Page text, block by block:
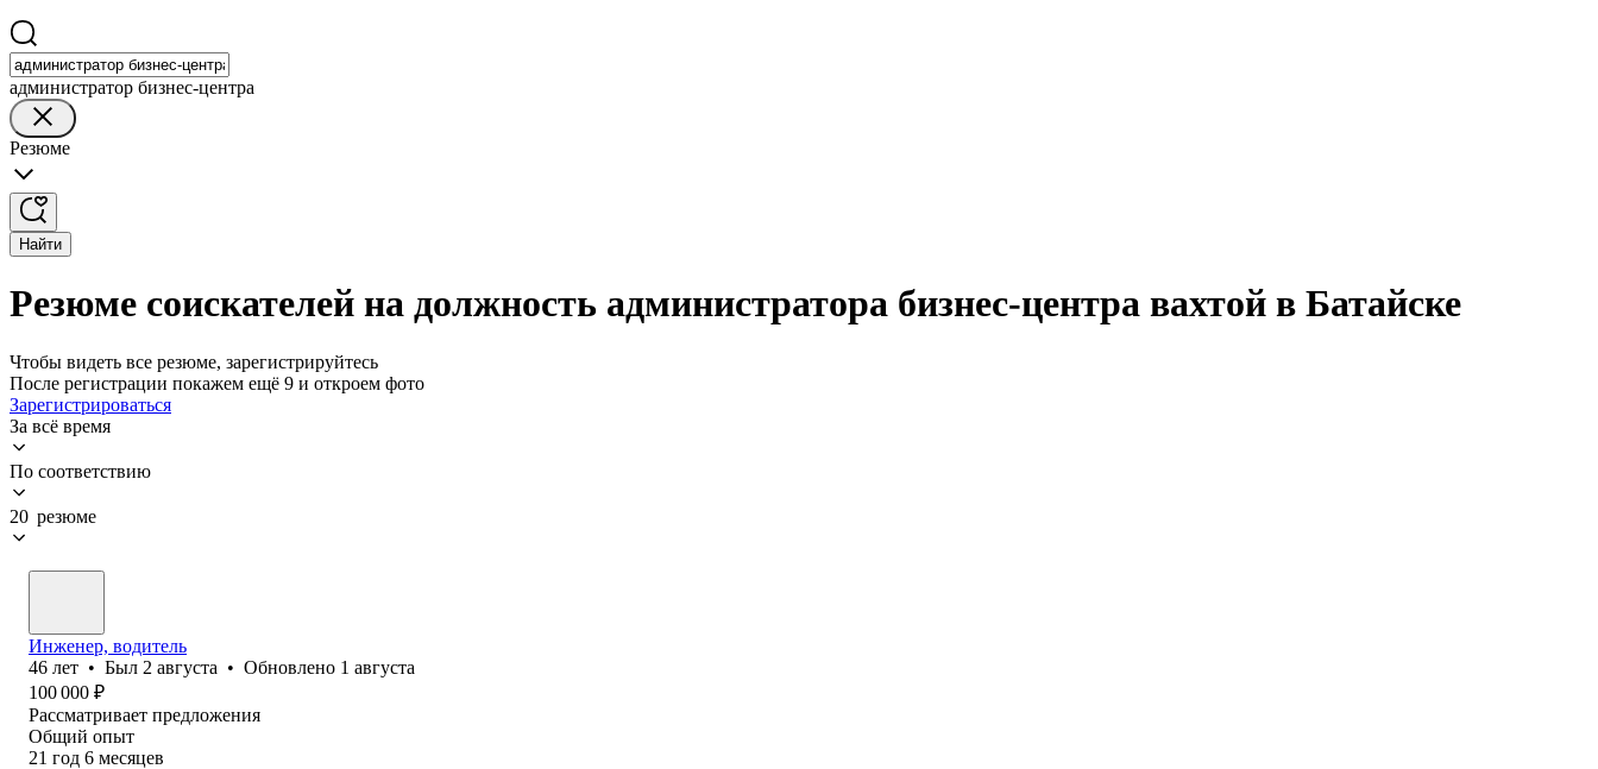
администратор бизнес-центра
Резюме
Найти
Резюме соискателей на должность администратора бизнес-центра вахтой в Батайске
Чтобы видеть все резюме, зарегистрируйтесь
После регистрации покажем ещё 9 и откроем фото
Зарегистрироваться
За всё время
По соответствию
20 резюме
Инженер, водитель
46 лет • Был 2 августа • Обновлено 1 августа
100 000 ₽
Рассматривает предложения
Общий опыт
21 год 6 месяцев